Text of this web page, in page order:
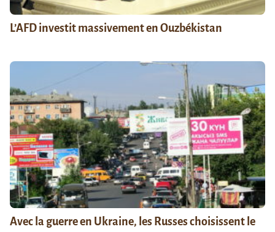
L’AFD investit massivement en Ouzbékistan
Avec la guerre en Ukraine, les Russes choisissent le